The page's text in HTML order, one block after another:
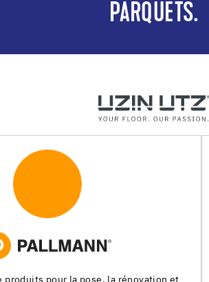
PARQUETS.
Systèmes de pose pour les chapes, les